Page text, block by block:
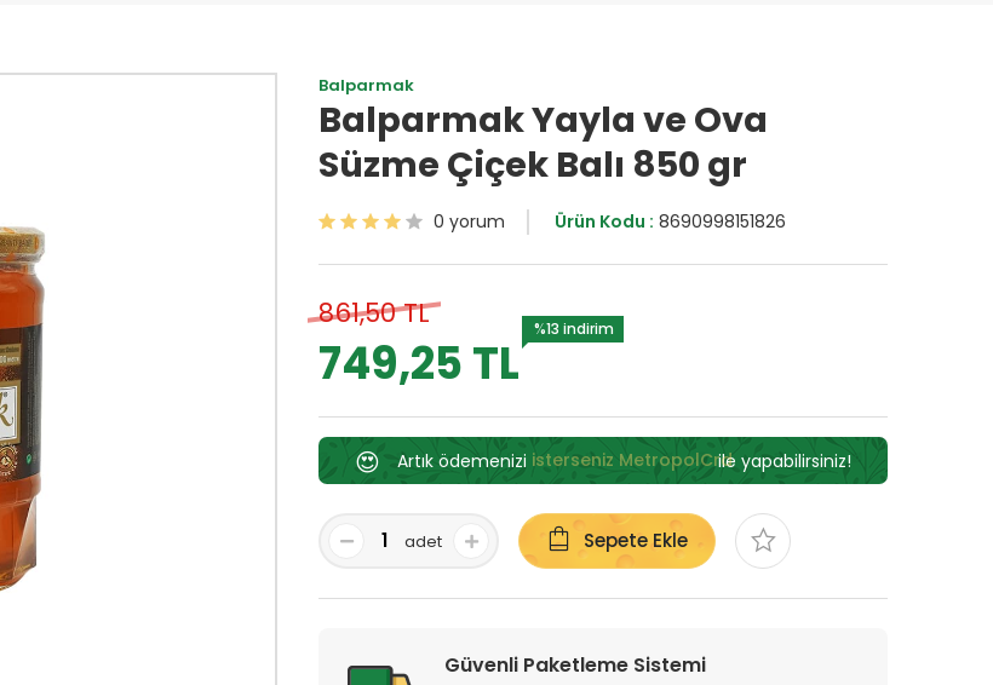
Balparmak
Balparmak Yayla ve Ova
Süzme Çiçek Balı 850 gr
0 yorum Ürün Kodu : 8690998151826
861,50 TL
749,25 TL
%13 indirim
😍 Artık ödemenizi isterseniz MetropolCrdile yapabilirsiniz!
adet Sepete Ekle
Güvenli Paketleme Sistemi